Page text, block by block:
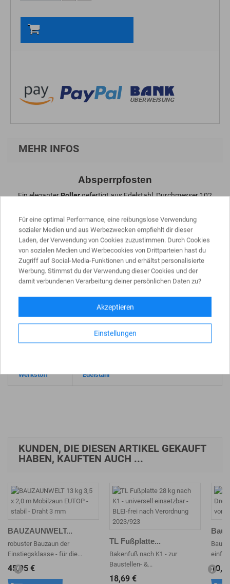
MEHR INFOS
Absperrpfosten
Ein eleganterPollergefertigt aus Edelstahl, Durchmesser 102
für Dübelbefestigung; hat eine gewölbte Kopfform und eine
Höhe von ca. 900 mm Überflur.
PRODUKTDATEN
ca. 900 mm
ca. 102 mm
Werkstoff Edelstahl
KUNDEN, DIE DIESEN ARTIKEL GEKAUFT
HABEN, KAUFTEN AUCH ...
BAUZAUNWELT...
robuster Bauzaun der
Einstiegsklasse - für die...
45,95 €
TL Fußplatte...
Bakenfuß nach K1 - zur
Baustellen- &...
18,69 €
Für eine optimal Performance, eine reibungslose Verwendung
sozialer Medien und aus Werbezwecken empfiehlt dir dieser
Laden, der Verwendung von Cookies zuzustimmen. Durch Cookies
von sozialen Medien und Werbecookies von Drittparteien hast du
Zugriff auf Social-Media-Funktionen und erhältst personalisierte
Werbung. Stimmst du der Verwendung dieser Cookies und der
damit verbundenen Verarbeitung deiner persönlichen Daten zu?
Akzeptieren
Einstellungen